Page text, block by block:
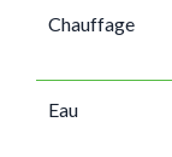
Chauffage
Eau